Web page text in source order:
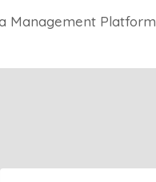
Management Platform